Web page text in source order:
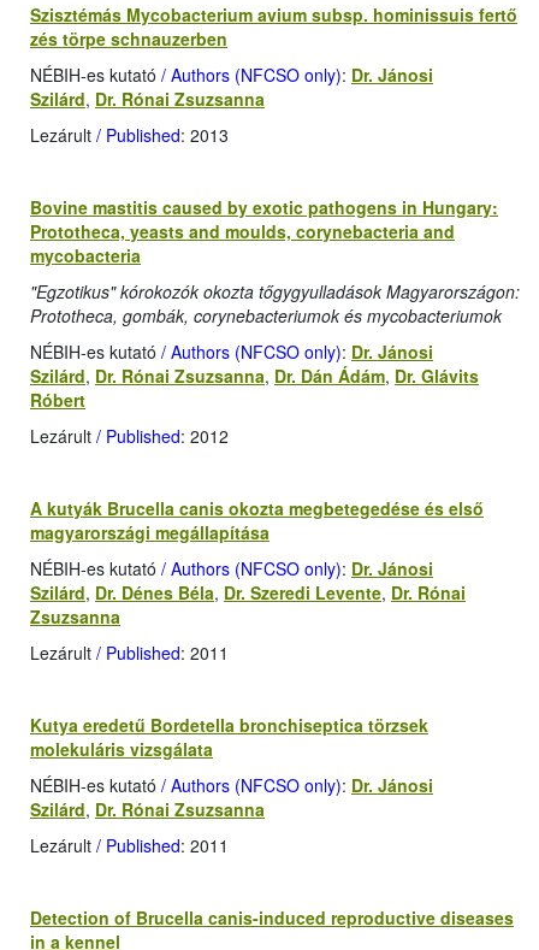
Szisztémás Mycobacterium avium subsp. hominissuis fertő
zés törpe schnauzerben
NÉBIH-es kutató / Authors (NFCSO only): Dr. Jánosi
Szilárd, Dr. Rónai Zsuzsanna
Lezárult / Published: 2013
Bovine mastitis caused by exotic pathogens in Hungary:
Prototheca, yeasts and moulds, corynebacteria and
mycobacteria
"Egzotikus" kórokozók okozta tőgygyulladások Magyarországon:
Prototheca, gombák, corynebacteriumok és mycobacteriumok
NÉBIH-es kutató / Authors (NFCSO only): Dr. Jánosi
Szilárd, Dr. Rónai Zsuzsanna, Dr. Dán Ádám, Dr. Glávits
Róbert
Lezárult / Published: 2012
A kutyák Brucella canis okozta megbetegedése és első
magyarországi megállapítása
NÉBIH-es kutató / Authors (NFCSO only): Dr. Jánosi
Szilárd, Dr. Dénes Béla, Dr. Szeredi Levente, Dr. Rónai
Zsuzsanna
Lezárult / Published: 2011
Kutya eredetű Bordetella bronchiseptica törzsek
molekuláris vizsgálata
NÉBIH-es kutató / Authors (NFCSO only): Dr. Jánosi
Szilárd, Dr. Rónai Zsuzsanna
Lezárult / Published: 2011
Detection of Brucella canis-induced reproductive diseases
in a kennel